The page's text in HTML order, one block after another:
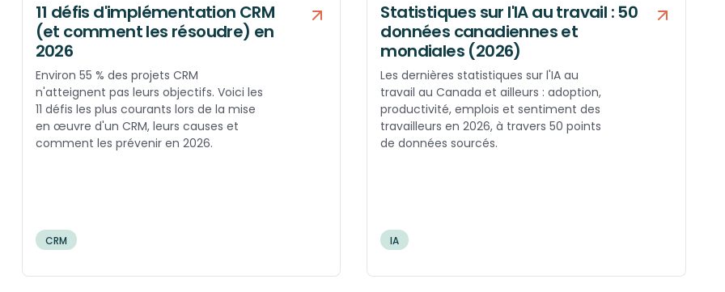
11 défis d'implémentation CRM
(et comment les résoudre) en
2026
Environ 55 % des projets CRM
n'atteignent pas leurs objectifs. Voici les
11 défis les plus courants lors de la mise
en œuvre d'un CRM, leurs causes et
comment les prévenir en 2026.
CRM
Statistiques sur l'IA au travail : 50
données canadiennes et
mondiales (2026)
Les dernières statistiques sur l'IA au
travail au Canada et ailleurs : adoption,
productivité, emplois et sentiment des
travailleurs en 2026, à travers 50 points
de données sourcés.
IA